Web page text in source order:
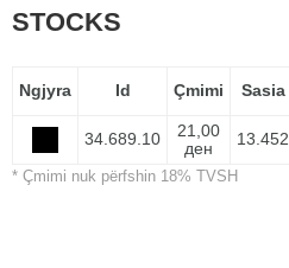
STOCKS
Ngjyra Id Çmimi Sasia
34.689.10
21,00
ден
13.452
* Çmimi nuk përfshin 18% TVSH